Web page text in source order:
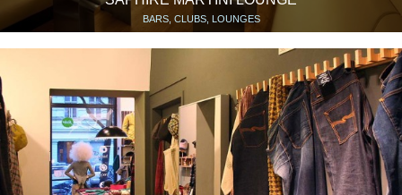
BARS, CLUBS, LOUNGES